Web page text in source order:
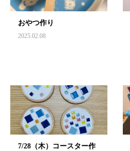
おやつ作り
2025.02.08
7/28（木）コースター作